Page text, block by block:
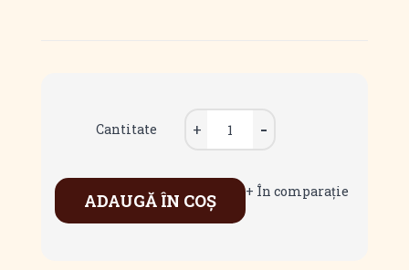
Cantitate
ADAUGĂ ÎN COŞ + În comparaţie